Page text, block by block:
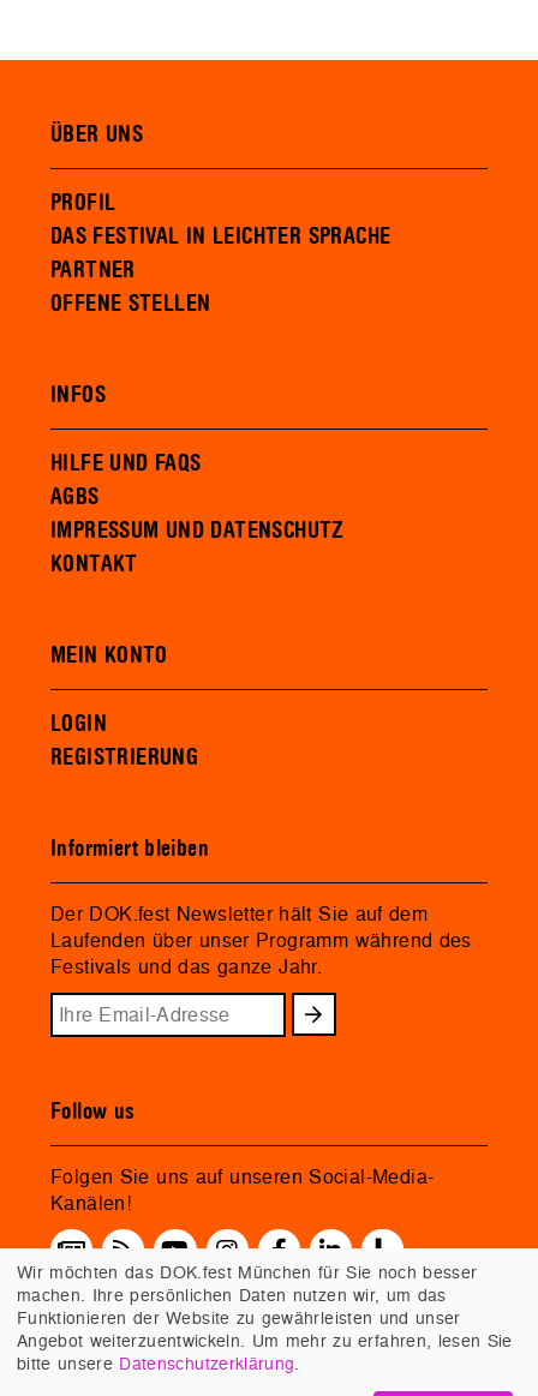
ÜBER UNS
PROFIL
DAS FESTIVAL IN LEICHTER SPRACHE
PARTNER
OFFENE STELLEN
INFOS
HILFE UND FAQS
AGBS
IMPRESSUM UND DATENSCHUTZ
KONTAKT
MEIN KONTO
LOGIN
REGISTRIERUNG
Informiert bleiben
Der DOK.fest Newsletter hält Sie auf dem
Laufenden über unser Programm während des
Festivals und das ganze Jahr.
Follow us
Folgen Sie uns auf unseren Social-Media-
Kanälen!
Wir möchten das DOK.fest München für Sie noch besser
machen. Ihre persönlichen Daten nutzen wir, um das
Funktionieren der Website zu gewährleisten und unser
Angebot weiterzuentwickeln. Um mehr zu erfahren, lesen Sie
bitte unsere Datenschutzerklärung.